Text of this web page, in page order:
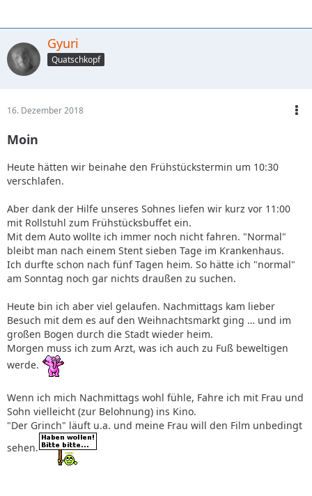
Gyuri
Quatschkopf
16. Dezember 2018
Moin
Heute hätten wir beinahe den Frühstückstermin um 10:30
verschlafen.
Aber dank der Hilfe unseres Sohnes liefen wir kurz vor 11:00
mit Rollstuhl zum Frühstücksbuffet ein.
Mit dem Auto wollte ich immer noch nicht fahren. "Normal"
bleibt man nach einem Stent sieben Tage im Krankenhaus.
Ich durfte schon nach fünf Tagen heim. So hätte ich "normal"
am Sonntag noch gar nichts draußen zu suchen.
Heute bin ich aber viel gelaufen. Nachmittags kam lieber
Besuch mit dem es auf den Weihnachtsmarkt ging … und im
großen Bogen durch die Stadt wieder heim.
Morgen muss ich zum Arzt, was ich auch zu Fuß beweltigen
werde.
Wenn ich mich Nachmittags wohl fühle, Fahre ich mit Frau und
Sohn vielleicht (zur Belohnung) ins Kino.
"Der Grinch" läuft u.a. und meine Frau will den Film unbedingt
sehen.